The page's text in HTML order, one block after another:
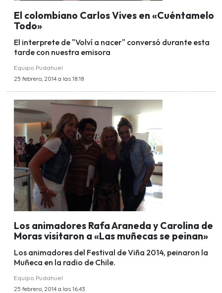
El colombiano Carlos Vives en «Cuéntamelo
Todo»
El interprete de "Volví a nacer" conversó durante esta
tarde con nuestra emisora
Equipo Pudahuel
25 febrero, 2014 a las 18:18
Los animadores Rafa Araneda y Carolina de
Moras visitaron a «Las muñecas se peinan»
Los animadores del Festival de Viña 2014, peinaron la
Muñeca en la radio de Chile.
Equipo Pudahuel
25 febrero, 2014 a las 16:43